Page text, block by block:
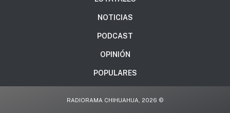
NOTICIAS
PODCAST
OPINIÓN
POPULARES
RADIORAMA CHIHUAHUA, 2026 ©